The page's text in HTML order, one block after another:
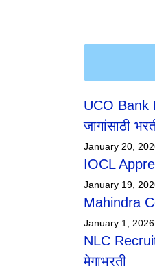
UCO Bank
जागांसाठी
January 20,
IOCL
January 19,
Mahindra
January 1, 2026
NLC
मेगाभरती